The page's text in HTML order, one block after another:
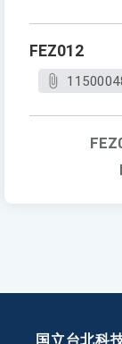
FEZ012
国立台北科